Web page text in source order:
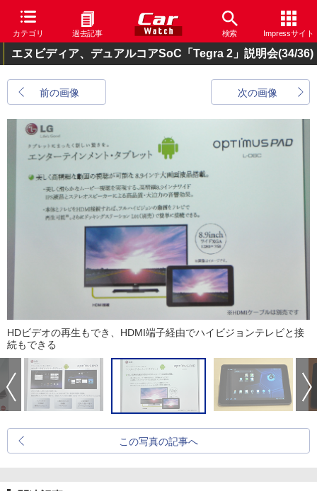
カテゴリ 過去記事 検索 Impressサイト
エヌビディア、デュアルコアSoC「Tegra 2」説明会(34/36)
前の画像 次の画像
HDビデオの再生もでき、HDMI端子経由でハイビジョンテレビと接
続もできる
この写真の記事へ